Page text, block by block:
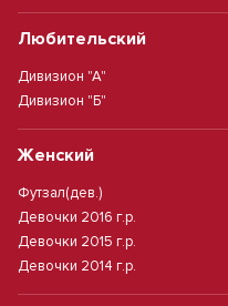
Любительский
Дивизион "А"
Дивизион "Б"
Женский
Футзал(дев.)
Девочки 2016 г.р.
Девочки 2015 г.р.
Девочки 2014 г.р.